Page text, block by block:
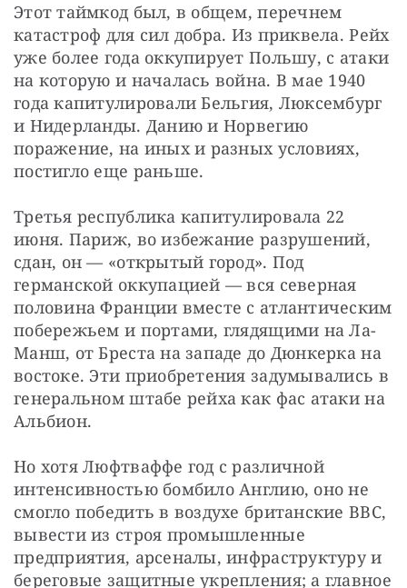
Этот таймкод был, в общем, перечнем
катастроф для сил добра. Из приквела. Рейх
уже более года оккупирует Польшу, с атаки
на которую и началась война. В мае 1940
года капитулировали Бельгия, Люксембург
и Нидерланды. Данию и Норвегию
поражение, на иных и разных условиях,
постигло еще раньше.
Третья республика капитулировала 22
июня. Париж, во избежание разрушений,
сдан, он — «открытый город». Под
германской оккупацией — вся северная
половина Франции вместе с атлантическим
побережьем и портами, глядящими на Ла-
Манш, от Бреста на западе до Дюнкерка на
востоке. Эти приобретения задумывались в
генеральном штабе рейха как фас атаки на
Альбион.
Но хотя Люфтваффе год с различной
интенсивностью бомбило Англию, оно не
смогло победить в воздухе британские ВВС,
вывести из строя промышленные
предприятия, арсеналы, инфраструктуру и
береговые защитные укрепления; а главное